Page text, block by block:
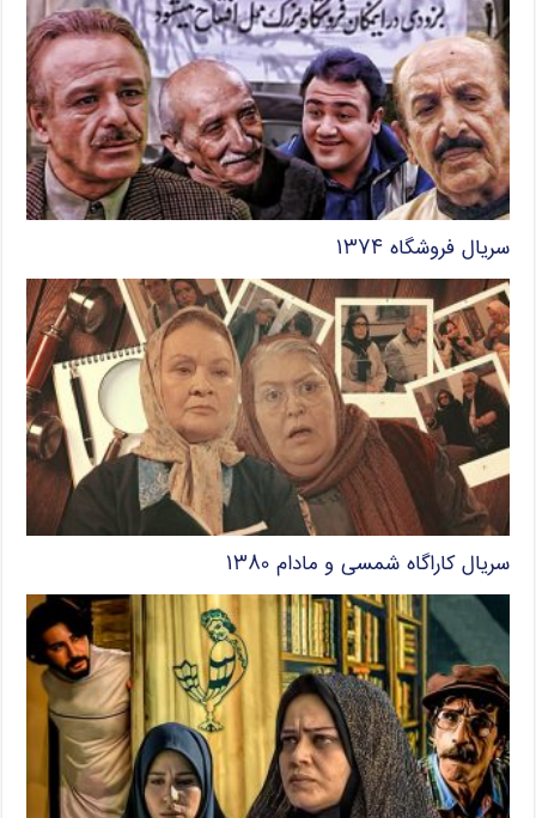
سریال فروشگاه ۱۳۷۴
سریال کاراگاه شمسی و مادام ۱۳۸۰